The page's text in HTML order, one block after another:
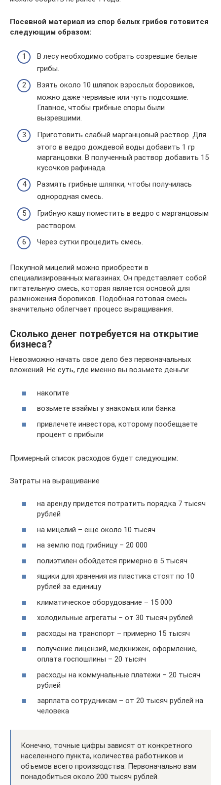
Посевной материал из спор белых грибов готовится
следующим образом:
В лесу необходимо собрать созревшие белые
грибы.
Взять около 10 шляпок взрослых боровиков,
можно даже червивые или чуть подсохшие.
Главное, чтобы грибные споры были
вызревшими.
Приготовить слабый марганцовый раствор. Для
этого в ведро дождевой воды добавить 1 гр
марганцовки. В полученный раствор добавить 15
кусочков рафинада.
Размять грибные шляпки, чтобы получилась
однородная смесь.
Грибную кашу поместить в ведро с марганцовым
раствором.
Через сутки процедить смесь.
Покупной мицелий можно приобрести в
специализированных магазинах. Он представляет собой
питательную смесь, которая является основой для
размножения боровиков. Подобная готовая смесь
значительно облегчает процесс выращивания.
Сколько денег потребуется на открытие
бизнеса?
Невозможно начать свое дело без первоначальных
вложений. Не суть, где именно вы возьмете деньги:
накопите
возьмете взаймы у знакомых или банка
привлечете инвестора, которому пообещаете
процент с прибыли
Примерный список расходов будет следующим:
Затраты на выращивание
на аренду придется потратить порядка 7 тысяч
рублей
на мицелий – еще около 10 тысяч
на землю под грибницу – 20 000
полиэтилен обойдется примерно в 5 тысяч
ящики для хранения из пластика стоят по 10
рублей за единицу
климатическое оборудование – 15 000
холодильные агрегаты – от 30 тысяч рублей
расходы на транспорт – примерно 15 тысяч
получение лицензий, медкнижек, оформление,
оплата госпошлины – 20 тысяч
расходы на коммунальные платежи – 20 тысяч
рублей
зарплата сотрудникам – от 20 тысяч рублей на
человека
Конечно, точные цифры зависят от конкретного
населенного пункта, количества работников и
объемов всего производства. Первоначально вам
понадобиться около 200 тысяч рублей.